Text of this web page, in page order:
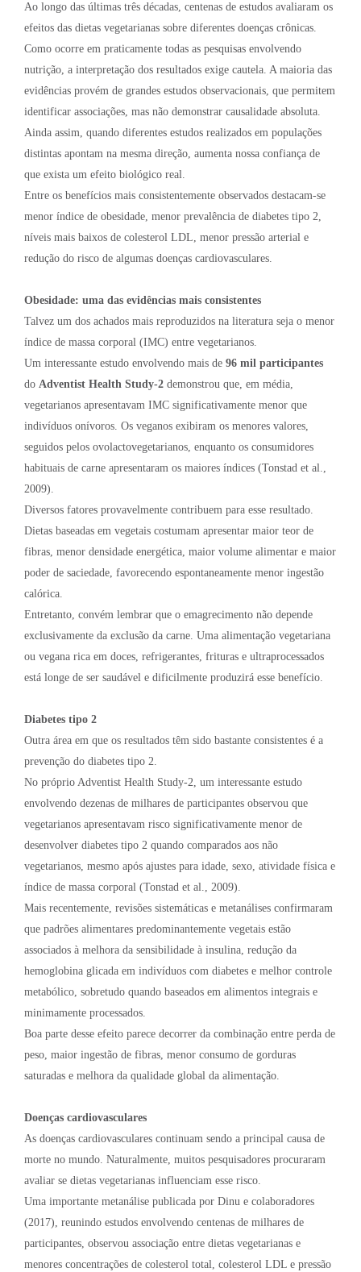
Ao longo das últimas três décadas, centenas de estudos avaliaram os
efeitos das dietas vegetarianas sobre diferentes doenças crônicas.
Como ocorre em praticamente todas as pesquisas envolvendo
nutrição, a interpretação dos resultados exige cautela. A maioria das
evidências provém de grandes estudos observacionais, que permitem
identificar associações, mas não demonstrar causalidade absoluta.
Ainda assim, quando diferentes estudos realizados em populações
distintas apontam na mesma direção, aumenta nossa confiança de
que exista um efeito biológico real.
Entre os benefícios mais consistentemente observados destacam-se
menor índice de obesidade, menor prevalência de diabetes tipo 2,
níveis mais baixos de colesterol LDL, menor pressão arterial e
redução do risco de algumas doenças cardiovasculares.
Obesidade: uma das evidências mais consistentes
Talvez um dos achados mais reproduzidos na literatura seja o menor
índice de massa corporal (IMC) entre vegetarianos.
Um interessante estudo envolvendo mais de 96 mil participantes
do Adventist Health Study-2 demonstrou que, em média,
vegetarianos apresentavam IMC significativamente menor que
indivíduos onívoros. Os veganos exibiram os menores valores,
seguidos pelos ovolactovegetarianos, enquanto os consumidores
habituais de carne apresentaram os maiores índices (Tonstad et al.,
2009).
Diversos fatores provavelmente contribuem para esse resultado.
Dietas baseadas em vegetais costumam apresentar maior teor de
fibras, menor densidade energética, maior volume alimentar e maior
poder de saciedade, favorecendo espontaneamente menor ingestão
calórica.
Entretanto, convém lembrar que o emagrecimento não depende
exclusivamente da exclusão da carne. Uma alimentação vegetariana
ou vegana rica em doces, refrigerantes, frituras e ultraprocessados
está longe de ser saudável e dificilmente produzirá esse benefício.
Diabetes tipo 2
Outra área em que os resultados têm sido bastante consistentes é a
prevenção do diabetes tipo 2.
No próprio Adventist Health Study-2, um interessante estudo
envolvendo dezenas de milhares de participantes observou que
vegetarianos apresentavam risco significativamente menor de
desenvolver diabetes tipo 2 quando comparados aos não
vegetarianos, mesmo após ajustes para idade, sexo, atividade física e
índice de massa corporal (Tonstad et al., 2009).
Mais recentemente, revisões sistemáticas e metanálises confirmaram
que padrões alimentares predominantemente vegetais estão
associados à melhora da sensibilidade à insulina, redução da
hemoglobina glicada em indivíduos com diabetes e melhor controle
metabólico, sobretudo quando baseados em alimentos integrais e
minimamente processados.
Boa parte desse efeito parece decorrer da combinação entre perda de
peso, maior ingestão de fibras, menor consumo de gorduras
saturadas e melhora da qualidade global da alimentação.
Doenças cardiovasculares
As doenças cardiovasculares continuam sendo a principal causa de
morte no mundo. Naturalmente, muitos pesquisadores procuraram
avaliar se dietas vegetarianas influenciam esse risco.
Uma importante metanálise publicada por Dinu e colaboradores
(2017), reunindo estudos envolvendo centenas de milhares de
participantes, observou associação entre dietas vegetarianas e
menores concentrações de colesterol total, colesterol LDL e pressão